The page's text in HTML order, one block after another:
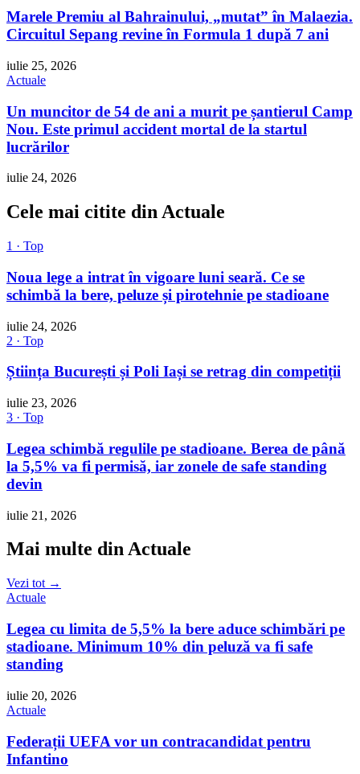
Marele Premiu al Bahrainului, „mutat” în Malaezia.
Circuitul Sepang revine în Formula 1 după 7 ani
iulie 25, 2026
Actuale
Un muncitor de 54 de ani a murit pe șantierul Camp
Nou. Este primul accident mortal de la startul
lucrărilor
iulie 24, 2026
Cele mai citite din Actuale
1 · Top
Noua lege a intrat în vigoare luni seară. Ce se
schimbă la bere, peluze și pirotehnie pe stadioane
iulie 24, 2026
2 · Top
Știința București și Poli Iași se retrag din competiții
iulie 23, 2026
3 · Top
Legea schimbă regulile pe stadioane. Berea de până
la 5,5% va fi permisă, iar zonele de safe standing
devin
iulie 21, 2026
Mai multe din Actuale
Vezi tot →
Actuale
Legea cu limita de 5,5% la bere aduce schimbări pe
stadioane. Minimum 10% din peluză va fi safe
standing
iulie 20, 2026
Actuale
Federații UEFA vor un contracandidat pentru
Infantino